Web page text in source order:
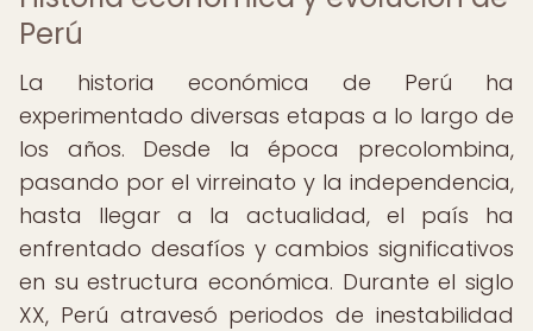
Perú
La historia económica de Perú ha
experimentado diversas etapas a lo largo de
los años. Desde la época precolombina,
pasando por el virreinato y la independencia,
hasta llegar a la actualidad, el país ha
enfrentado desafíos y cambios significativos
en su estructura económica. Durante el siglo
XX, Perú atravesó periodos de inestabilidad